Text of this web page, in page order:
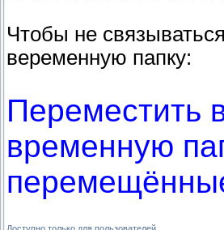
Чтобы не
веременную папку:
Переместить
временную